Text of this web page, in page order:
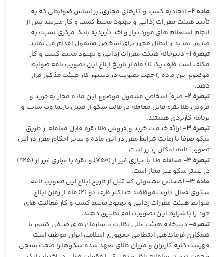
ماده ۲-
اتحادیه کسب و کارهای مجازی، بر اساس ضوابطی که به
تأیید هیئت مقررات زدایی و بهبود محیط کسب و کار میرسد پس از
انجام استعلام های مورد نیاز و اخذ تأییدیه بانک مرکزی نسبت به
صدور، تمدید و ابطال مجوز برای اشخاص مشمول اقدام می نماید.
تبصره ۱-
دبیرخانه هیئت مقررات زدایی و بهبود محیط کسب و کار
مکلف است ظرف یک (۱) ماه از تاریخ ابلاغ این تصویب نامه ضوابط
موضوع این ماده را جهت تصویب در دستور کار هیئت مذکور قرار
دهد.
تبصره ۲-
صرفاً اشخاص مشمول موضوع این ماده مجاز به خرید و
فروش طلا نقره قابل معامله در قالب سکو از قبیل تارنما وب سایت و
برنامه کاربردی هستند.
تبصره ۳-
ارائه خدمات خرید و فروش طلا نقره قابل معامله از طریق
سکو صرفاً با رعایت شرایط مقرر در این ماده و سایر احکام مقرر در این
تصویب نامه امکان پذیر است.
تبصره ۴-
معامله طلا با عیاری غیر از (۷۵۰) و نقره با عیاری غیر از (۹۲۵)
در بستر سکو غیر مجاز است.
ماده ۳-
اشخاص مشمولی که قبل از تاریخ ابلاغ این تصویب نامه
سکوی فعال دارند، موظفند حداکثر ظرف دو (۲) ماه از زمان ابلاغ
ضوابط هیئت مقررات زدایی و بهبود محیط کسب و کار فعالیت های
خود را با شرایط این تصویب نامه تطبیق دهند.
تبصره-دبیرخانه هیئت عالی نظارت بر سازمان های صنفی کشور با
همکاری فرماندهی انتظامی جمهوری اسلامی ایران موظف است
فهرست کلیه کاربران و میزان طلای تعهد شده سکوها را صحت سنجی